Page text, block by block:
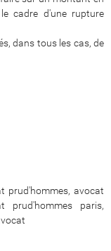
cadre d'une rupture
dans tous les cas, de
avocat
prud'hommes paris,